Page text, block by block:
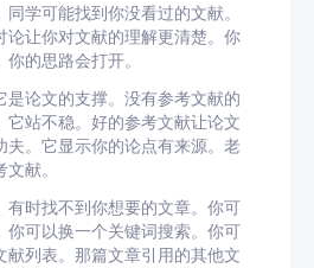
学可能找到你没看过的文献。
论让你对文献的理解更清楚。你
的思路会打开。
是论文的支撑。没有参考文献的
它站不稳。好的参考文献让论文
夫。它显示你的论点有来源。老
献。
有时找不到你想要的文章。你可
你可以换一个关键词搜索。你可
献列表。那篇文章引用的其他文